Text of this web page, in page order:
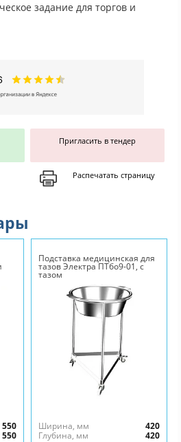
задание для торгов и
Пригласить в тендер
Распечатать страницу
550
550
Подставка медицинская для
тазов Электра ПТбо9-01, с
тазом
Ширина, мм
420
Глубина, мм
420